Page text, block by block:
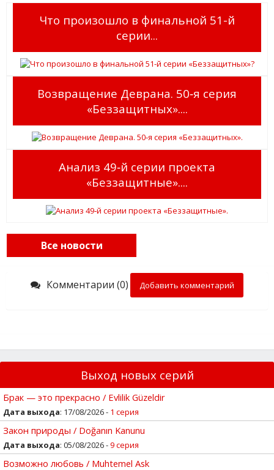
Что произошло в финальной 51-й
серии...
Возвращение Деврана. 50‑я серия
«Беззащитных»....
Анализ 49‑й серии проекта
«Беззащитные»....
Все новости
Комментарии (0) Добавить комментарий
Выход новых серий
Брак — это прекрасно / Evlilik Güzeldir
Дата выхода: 17/08/2026 - 1 серия
Закон природы / Doğanın Kanunu
Дата выхода: 05/08/2026 -9 серия
Возможно любовь / Muhtemel Ask